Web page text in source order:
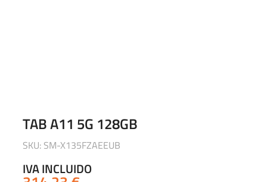
TAB A11 5G 128GB
SKU: SM-X135FZAEEUB
IVA INCLUIDO